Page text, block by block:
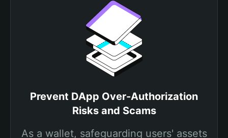
Prevent DApp Over-Authorization
Risks and Scams
As a wallet, safeguarding users' assets